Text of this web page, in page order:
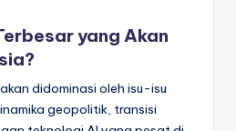
yang Akan
didominasi oleh isu-isu
geopolitik, transisi